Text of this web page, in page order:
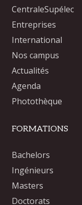
CentraleSupélec
Entreprises
International
Nos campus
Actualités
Agenda
Photothèque
FORMATIONS
Bachelors
Ingénieurs
Masters
Doctorats